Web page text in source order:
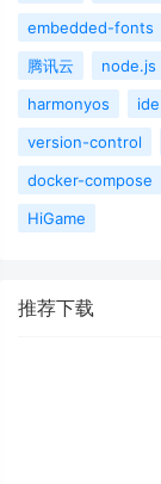
embedded-fonts
腾讯云
node.js
harmonyos
ide
version-control
docker-compose
HiGame
推荐下载